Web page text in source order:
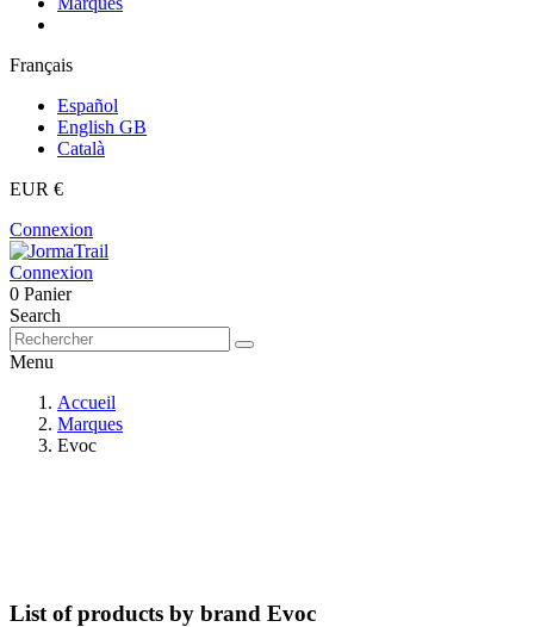
Français
Español
English GB
Català
EUR €
Connexion
Connexion
0 Panier
Search
Menu
Accueil
Marques
Evoc
List of products by brand Evoc